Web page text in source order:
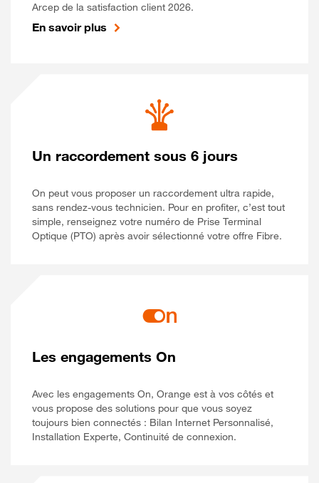
Arcep de la satisfaction client 2026.
En savoir plus
Un raccordement sous 6 jours
On peut vous proposer un raccordement ultra rapide,
sans rendez-vous technicien. Pour en profiter, c’est tout
simple, renseignez votre numéro de Prise Terminal
Optique (PTO) après avoir sélectionné votre offre Fibre.
Les engagements On
Avec les engagements On, Orange est à vos côtés et
vous propose des solutions pour que vous soyez
toujours bien connectés : Bilan Internet Personnalisé,
Installation Experte, Continuité de connexion.